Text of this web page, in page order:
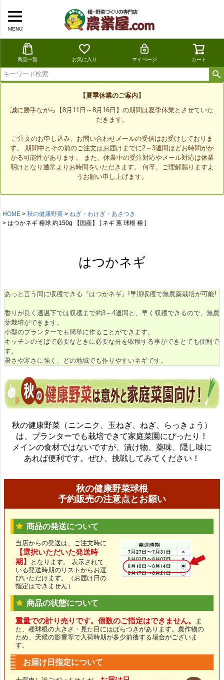
MENU
商品一覧 お気に入り マイページ カート
【夏季休業のご案内】
誠に勝手ながら【8月11日～8月16日】の期間は夏季休業とさせていた
だきます。
ご注文のお申し込み、お問い合わせメールの受信はお受けしておりま
す。 期間中とその前のご注文はお届けまでに2～3週間ほどお時間がか
かる可能性があります。 また、休業中の受注対応やメール対応は休業
明けとなり通常よりお時間をいただきます。 何卒、ご理解賜りますよ
うお願い申し上げます。
HOME 秋の健康野菜
ねぎ・わけぎ・あさつき
はつかネギ 種球 約150g 【国産】 [ ネギ 葱 球根 種 ]
はつかネギ
あっと言う間に収穫できる『はつかネギ』!早期収穫で無農薬栽培が可能!
香りが良く適温下では収穫まで約3～4週間と、早く収穫できるので、無農
薬栽培ができます。
小型のプランターでも簡単に作ることができます。
キッチンのそばで必要なときに必要な分を収穫する事ができとても便利で
す。
暑さや寒さに強く、どの地域でも作りやすいネギです。
秋の健康野菜（ニンニク、玉ねぎ、ねぎ、らっきょう）
は、プランターでも栽培できて家庭菜園にぴったり！
メインの食材ではないですが、漬け物、薬味、隠し味に
あれば便利です。ぜひ、挑戦してみてください！
秋の健康野菜球根
予約販売の注意点とお願い
商品の発送について
当店からの発送は、ご注文時に
【選択いただいた発送時
期】
となります。 表示されて
いる発送時期のリストからお選
びいただけます。（お届け日の
指定はできません）
商品の状態について
重量での計り売りです。個数のご指定はできません。
ま
た、種球根の大きさ・見た目にはばらつきがあります。農作物の
ため、天候の影響等で入荷時期が多少前後する場合がございま
す。
お届け日指定について